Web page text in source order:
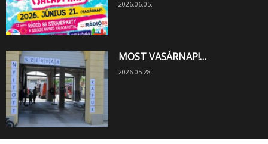
2026.06.05.
MOST VASÁRNAP!…
2026.05.28.